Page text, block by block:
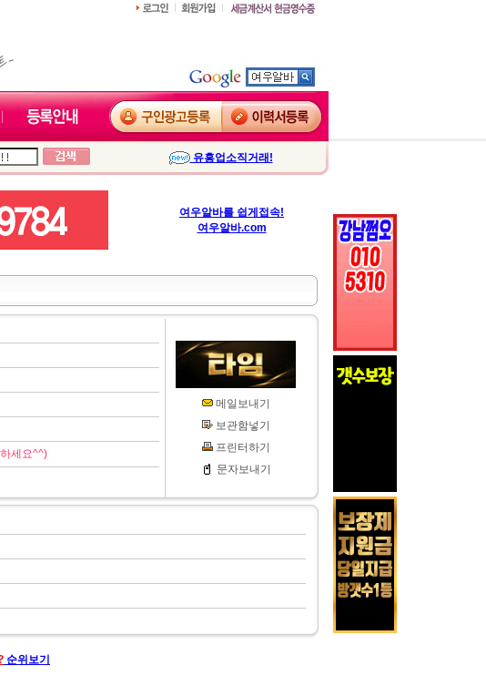
유흥업소직거래!
여우알바를 쉽게접속!
여우알바.com
세요^^)
메일보내기
보관함넣기
프린터하기
문자보내기
순위보기